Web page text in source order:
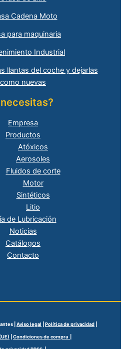
Cadena Moto
para maquinaria
Industrial
llantas del coche y dejarlas
como nuevas
Empresa
Productos
Atóxicos
Aerosoles
Fluidos de corte
Motor
Sintéticos
Litio
de Lubricación
Noticias
Catálogos
Contacto
| Aviso legal Política de privacidad
Condiciones de compra |